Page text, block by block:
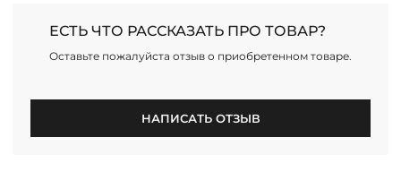
ЕСТЬ ЧТО РАССКАЗАТЬ ПРО ТОВАР?
Оставьте пожалуйста отзыв о приобретенном товаре.
НАПИСАТЬ ОТЗЫВ